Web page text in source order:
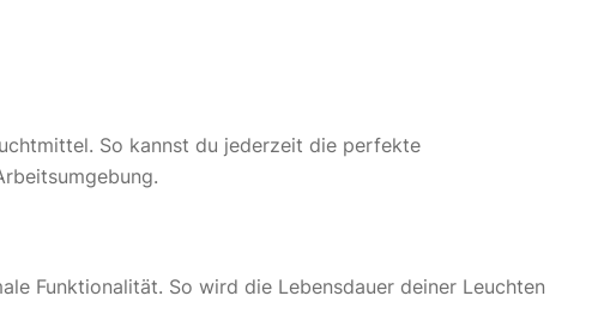
So kannst du jederzeit die perfekte
Funktionalität. So wird die Lebensdauer deiner Leuchten